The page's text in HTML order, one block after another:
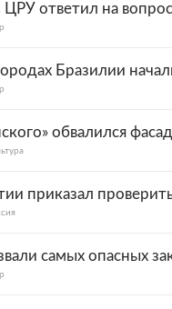
ответил на
Бразилии
обвалился фасад
приказал
самых опасных